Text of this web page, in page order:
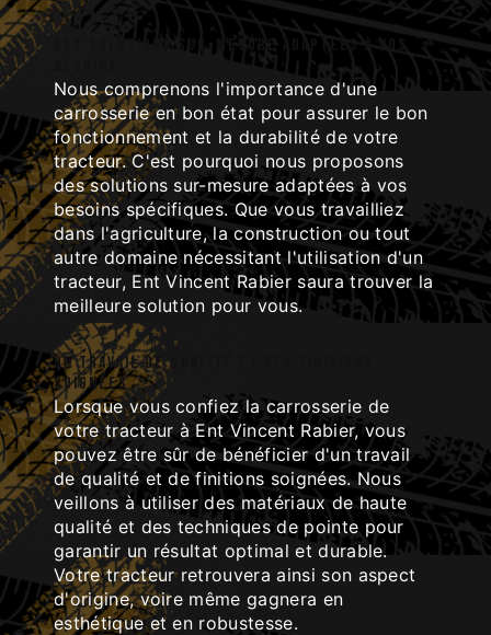
Nous comprenons l'importance d'une
carrosserie en bon état pour assurer le bon
fonctionnement et la durabilité de votre
tracteur. C'est pourquoi nous proposons
des solutions sur-mesure adaptées à vos
besoins spécifiques. Que vous travailliez
dans l'agriculture, la construction ou tout
autre domaine nécessitant l'utilisation d'un
tracteur, Ent Vincent Rabier saura trouver la
meilleure solution pour vous.
Un travail de qualité et des finitions
soignées
Lorsque vous confiez la carrosserie de
votre tracteur à Ent Vincent Rabier, vous
pouvez être sûr de bénéficier d'un travail
de qualité et de finitions soignées. Nous
veillons à utiliser des matériaux de haute
qualité et des techniques de pointe pour
garantir un résultat optimal et durable.
Votre tracteur retrouvera ainsi son aspect
d'origine, voire même gagnera en
esthétique et en robustesse.